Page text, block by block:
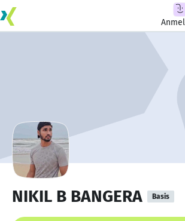
NIKIL B BANGERA Basis